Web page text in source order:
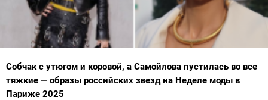
Собчак с утюгом и коровой, а Самойлова пустилась во все
тяжкие — образы российских звезд на Неделе моды в
Париже 2025